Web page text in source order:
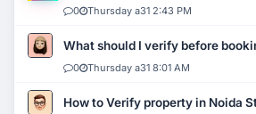
0 Thursday a31 2:43 PM
What should I verify before
0 Thursday a31 8:01 AM
How to Verify property in Noida